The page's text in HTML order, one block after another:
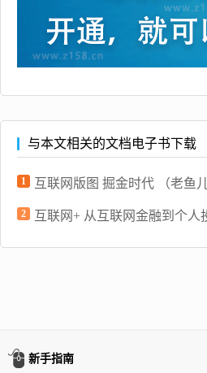
与本文相关的文档电子书下载
1 互联网版图 掘金时代 （老鱼
2 互联网+ 从互联网金融到个人
新手指南